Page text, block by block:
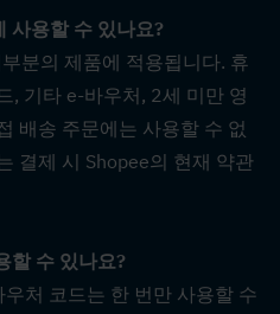
사용할 수 있나요?
분의 제품에 적용됩니다. 휴
, 기타 e-바우처, 2세 미만 영
배송 주문에는 사용할 수 없
결제 시 Shopee의 현재 약관
할 수 있나요?
처 코드는 한 번만 사용할 수